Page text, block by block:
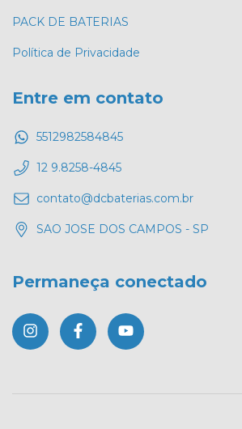
PACK DE BATERIAS
Política de Privacidade
Entre em contato
5512982584845
12 9.8258-4845
contato@dcbaterias.com.br
SAO JOSE DOS CAMPOS - SP
Permaneça conectado